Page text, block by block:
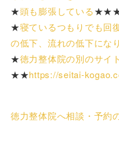
★頭も膨張している
★寝ているつもりでも回
の低下、流れの低下にな
★徳力整体院の別のサイト
★★https://seitai-
徳力整体院へ相談・予約